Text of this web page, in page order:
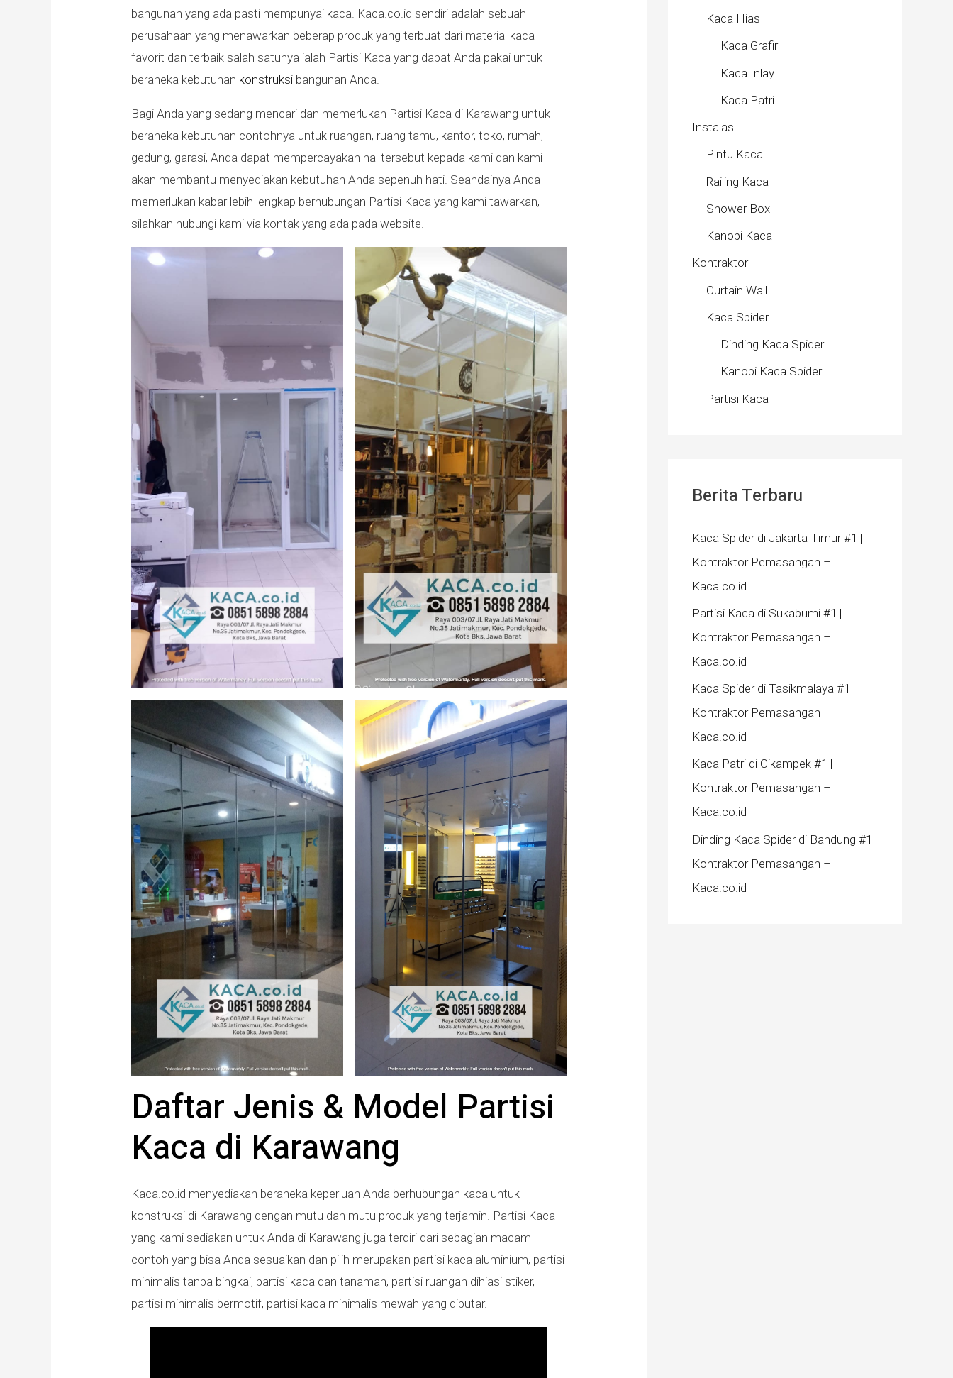
bangunan yang ada pasti mempunyai kaca. Kaca.co.id sendiri adalah sebuah
perusahaan yang menawarkan beberap produk yang terbuat dari material kaca
favorit dan terbaik salah satunya ialah Partisi Kaca yang dapat Anda pakai untuk
beraneka kebutuhan konstruksi bangunan Anda.
Bagi Anda yang sedang mencari dan memerlukan Partisi Kaca di Karawang untuk
beraneka kebutuhan contohnya untuk ruangan, ruang tamu, kantor, toko, rumah,
gedung, garasi, Anda dapat mempercayakan hal tersebut kepada kami dan kami
akan membantu menyediakan kebutuhan Anda sepenuh hati. Seandainya Anda
memerlukan kabar lebih lengkap berhubungan Partisi Kaca yang kami tawarkan,
silahkan hubungi kami via kontak yang ada pada website.
Daftar Jenis & Model Partisi
Kaca di Karawang
Kaca.co.id menyediakan beraneka keperluan Anda berhubungan kaca untuk
konstruksi di Karawang dengan mutu dan mutu produk yang terjamin. Partisi Kaca
yang kami sediakan untuk Anda di Karawang juga terdiri dari sebagian macam
contoh yang bisa Anda sesuaikan dan pilih merupakan partisi kaca aluminium, partisi
minimalis tanpa bingkai, partisi kaca dan tanaman, partisi ruangan dihiasi stiker,
partisi minimalis bermotif, partisi kaca minimalis mewah yang diputar.
Kaca Hias
Kaca Grafir
Kaca Inlay
Kaca Patri
Instalasi
Pintu Kaca
Railing Kaca
Shower Box
Kanopi Kaca
Kontraktor
Curtain Wall
Kaca Spider
Dinding Kaca Spider
Kanopi Kaca Spider
Partisi Kaca
Berita Terbaru
Kaca Spider di Jakarta Timur #1 |
Kontraktor Pemasangan –
Kaca.co.id
Partisi Kaca di Sukabumi #1 |
Kontraktor Pemasangan –
Kaca.co.id
Kaca Spider di Tasikmalaya #1 |
Kontraktor Pemasangan –
Kaca.co.id
Kaca Patri di Cikampek #1 |
Kontraktor Pemasangan –
Kaca.co.id
Dinding Kaca Spider di Bandung #1 |
Kontraktor Pemasangan –
Kaca.co.id